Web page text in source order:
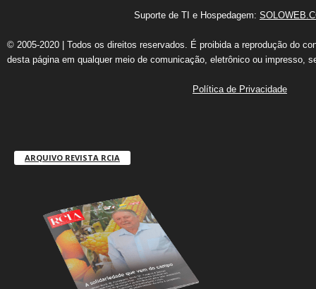
Suporte de TI e Hospedagem:
© 2005-2020 | Todos os direitos reservados. É proibida a reprodução do
desta página em qualquer meio de comunicação, eletrônico ou impresso,
Política de Privacidade
ARQUIVO REVISTA RCIA